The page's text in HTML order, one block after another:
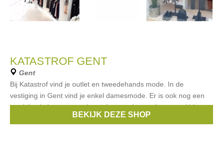
KATASTROF GENT
Gent
Bij Katastrof vind je outlet en tweedehands mode. In de
vestiging in Gent vind je enkel damesmode. Er is ook nog een
vestiging in Latem waar je mode voor dames, heren en kids
BEKIJK DEZE SHOP